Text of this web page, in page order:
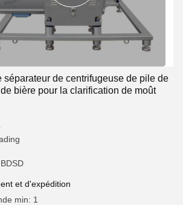
séparateur de centrifugeuse de pile de
bière pour la clarification de moût
et d'expédition
min: 1